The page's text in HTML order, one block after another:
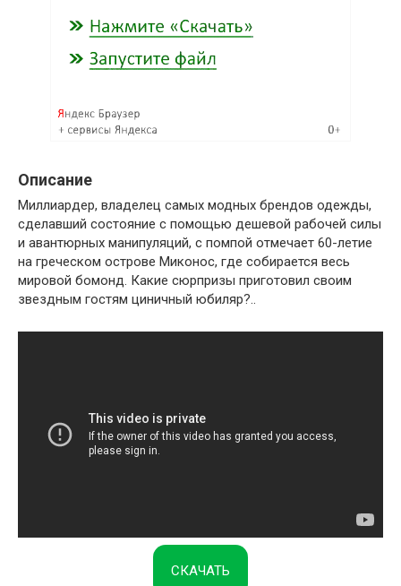
Описание
Миллиардер, владелец самых модных брендов одежды,
сделавший состояние с помощью дешевой рабочей силы
и авантюрных манипуляций, с помпой отмечает 60-летие
на греческом острове Миконос, где собирается весь
мировой бомонд. Какие сюрпризы приготовил своим
звездным гостям циничный юбиляр?..
СКАЧАТЬ